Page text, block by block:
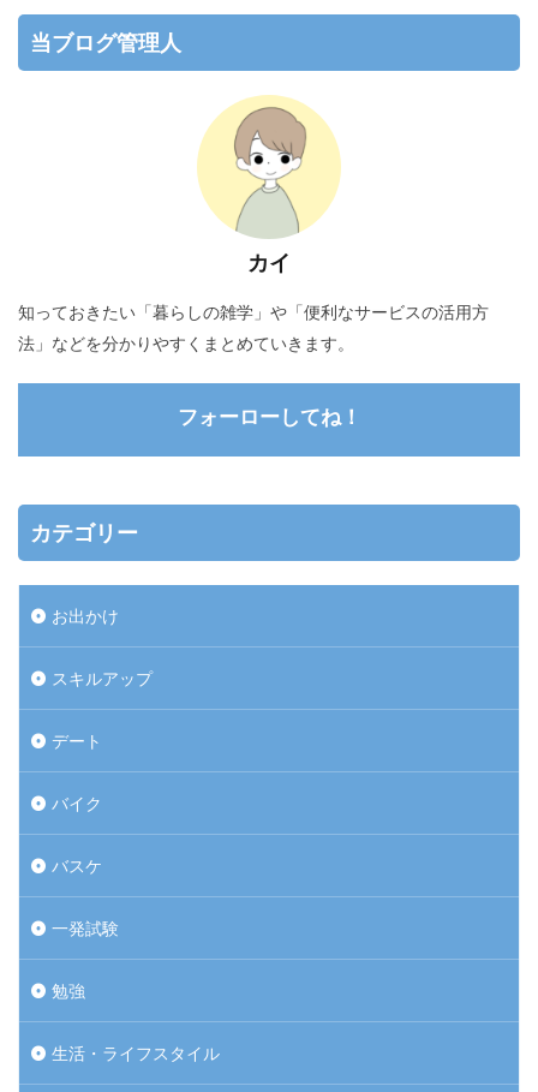
当ブログ管理人
カイ
知っておきたい「暮らしの雑学」や「便利なサービスの活用方
法」などを分かりやすくまとめていきます。
フォーローしてね！
カテゴリー
お出かけ
スキルアップ
デート
バイク
バスケ
一発試験
勉強
生活・ライフスタイル